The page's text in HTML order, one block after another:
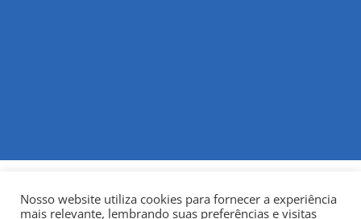
Nosso website utiliza cookies para fornecer a experiência
mais relevante, lembrando suas preferências e visitas